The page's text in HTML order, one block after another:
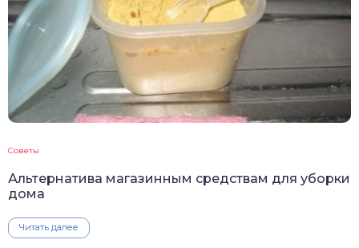
Советы
Альтернатива магазинным средствам для уборки
дома
Читать далее